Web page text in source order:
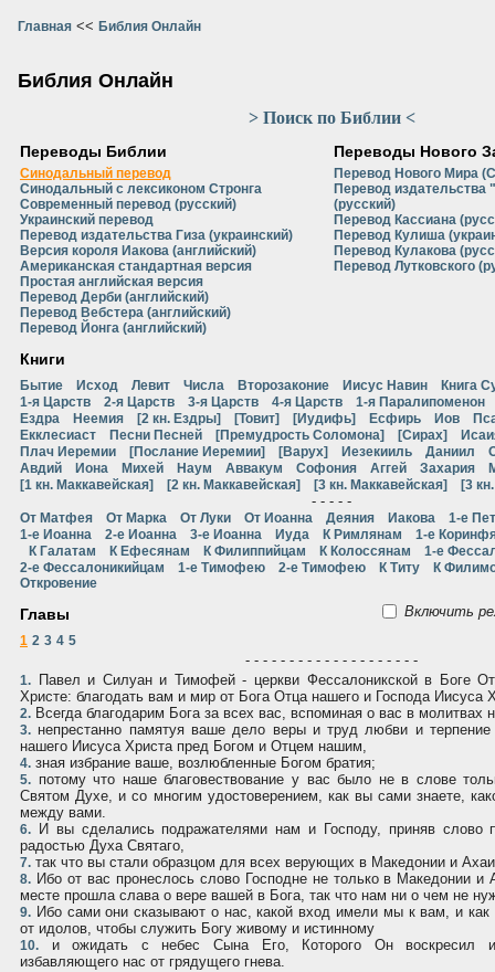
Главная << Библия Онлайн
Библия Онлайн
> Поиск по Библии <
Переводы Библии
Синодальный перевод
Синодальный с лексиконом Стронга
Современный перевод (русский)
Украинский перевод
Перевод издательства Гиза (украинский)
Версия короля Иакова (английский)
Американская стандартная версия
Простая английская версия
Перевод Дерби (английский)
Перевод Вебстера (английский)
Перевод Йонга (английский)
Переводы Нового
Перевод Нового Мира
Перевод
(русский)
Перевод Кассиана
Перевод Кулиша
Перевод Кулакова
Перевод Лутковского
Книги
Бытие Исход Левит Числа Второзаконие Иисус Навин
Книга
1-я Царств
2-я Царств 3-я Царств 4-я Царств
1-я Паралипоменон
Ездра
Неемия [2 кн. Ездры] [Товит] [Иудифь] Есфирь Иов
Екклесиаст
Песни Песней [Премудрость Соломона] [Сирах]
Плач Иеремии
[Послание Иеремии] [Варух] Иезекииль Даниил
Авдий
Иона Михей Наум Аввакум Софония Аггей Захария
[1 кн. Маккавейская]
[2 кн. Маккавейская] [3 кн. Маккавейская] [3
- - - - -
От Матфея От Марка От Луки От Иоанна Деяния Иакова
1-е
1-е Иоанна
2-е Иоанна 3-е Иоанна Иуда К Римлянам
1-е
К Галатам
К Ефесянам К Филиппийцам К Колоссянам
1-е
2-е Фессалоникийцам
1-е Тимофею 2-е Тимофею К Титу
К
Откровение
Главы Включить
1 2 3 4 5
- - - - - - - - - - - - - - - - - - - -
1. Павел и Силуан и Тимофей - церкви Фессалоникской в Боге
Христе: благодать вам и мир от Бога Отца нашего и Господа Иисуса
2. Всегда благодарим Бога за всех вас, вспоминая о вас в молитвах
3. непрестанно памятуя ваше дело веры и труд любви и терпение
нашего Иисуса Христа пред Богом и Отцем нашим,
4. зная избрание ваше, возлюбленные Богом братия;
5. потому что наше благовествование у вас было не в слове
Святом Духе, и со многим удостоверением, как вы сами знаете,
между вами.
6. И вы сделались подражателями нам и Господу, приняв слово
радостью Духа Святаго,
7. так что вы стали образцом для всех верующих в Македонии и
8. Ибо от вас пронеслось слово Господне не только в Македонии и
месте прошла слава о вере вашей в Бога, так что нам ни о чем не
9. Ибо сами они сказывают о нас, какой вход имели мы к вам, и как
от идолов, чтобы служить Богу живому и истинному
10. и ожидать с небес Сына Его, Которого Он воскресил
избавляющего нас от грядущего гнева.